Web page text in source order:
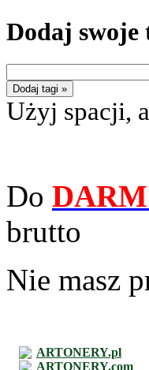
Dodaj swoje
Dodaj tagi »
Użyj spacji,
Do
brutto
Nie masz
ARTONERY.pl
ARTONERY.com